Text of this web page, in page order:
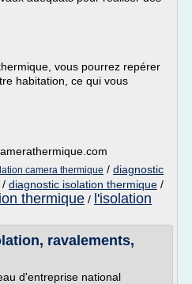
vous pourrez repérer
habitation, ce qui vous
camera thermique / diagnostic
/ diagnostic isolation thermique /
thermique / l'isolation
ravalements,
d'entreprise national